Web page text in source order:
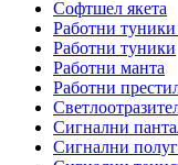
Софтшел якета
Работни
Работни туники
Работни манта
Работни
Сигнални
Сигнални